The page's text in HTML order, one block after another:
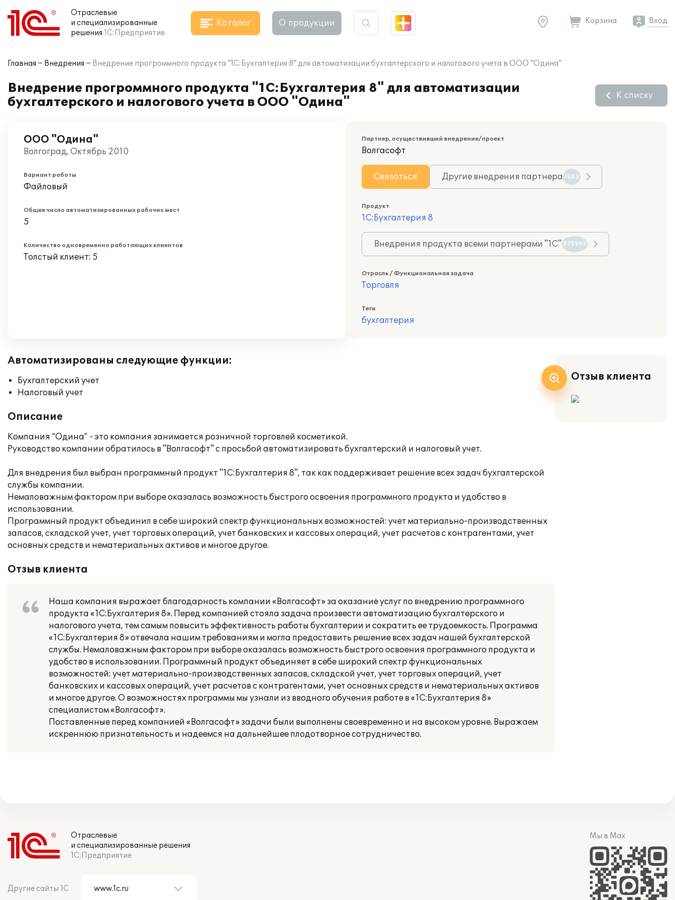
Отраслевые
и специализированные
решения 1С:Предприятие
Каталог О продукции Корзина Вход
Главная Внедрения Внедрение прогроммного продукта "1С:Бухгалтерия 8" для автоматизации бухгалтерского и налогового учета в ООО "Одина"
Внедрение прогроммного продукта "1С:Бухгалтерия 8" для автоматизации
бухгалтерского и налогового учета в ООО "Одина"
К списку
ООО "Одина"
Волгоград, Октябрь 2010
Вариант работы
Файловый
Общее число автоматизированных рабочих мест
5
Количество одновременно работающих клиентов
Толстый клиент: 5
Партнер, осуществивший внедрение/проект
Волгасофт
Связаться Другие внедрения партнера 1283
Продукт
1С:Бухгалтерия 8
Внедрения продукта всеми партнерами "1С" 575993
Отрасль / Функциональная задача
Торговля
Теги
бухгалтерия
Автоматизированы следующие функции:
Бухгалтерский учет
Налоговый учет
Описание
Компания “Одина” - это компания занимается розничной торговлей косметикой.
Руководство компании обратилось в "Волгасофт" с просьбой автоматизировать бухгалтерский и налоговый учет.
Для внедрения был выбран программный продукт "1С:Бухгалтерия 8", так как поддерживает решение всех задач бухгалтерской
службы компании.
Немаловажным фактором при выборе оказалась возможность быстрого освоения программного продукта и удобство в
использовании.
Программный продукт объединил в себе широкий спектр функциональных возможностей: учет материально-производственных
запасов, складской учет, учет торговых операций, учет банковских и кассовых операций, учет расчетов с контрагентами, учет
основных средств и нематериальных активов и многое другое.
Отзыв клиента
Наша компания выражает благодарность компании «Волгасофт» за оказание услуг по внедрению программного
продукта «1С:Бухгалтерия 8». Перед компанией стояла задача произвести автоматизацию бухгалтерского и
налогового учета, тем самым повысить эффективность работы бухгалтерии и сократить ее трудоемкость. Программа
«1С:Бухгалтерия 8» отвечала нашим требованиям и могла предоставить решение всех задач нашей бухгалтерской
службы. Немаловажным фактором при выборе оказалась возможность быстрого освоения программного продукта и
удобство в использовании. Программный продукт объединяет в себе широкий спектр функциональных
возможностей: учет материально-производственных запасов, складской учет, учет торговых операций, учет
банковских и кассовых операций, учет расчетов с контрагентами, учет основных средств и нематериальных активов
и многое другое. О возможностях программы мы узнали из вводного обучения работе в «1С:Бухгалтерия 8»
специалистом «Волгасофт».
Поставленные перед компанией «Волгасофт» задачи были выполнены своевременно и на высоком уровне. Выражаем
искреннюю признательность и надеемся на дальнейшее плодотворное сотрудничество.
Отзыв клиента
Отраслевые
и специализированные решения
1С:Предприятие
Другие сайты 1С
Мы в Max